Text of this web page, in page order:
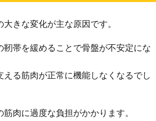
きな変化が主な原因です。
帯を緩めることで骨盤が不安定にな
る筋肉が正常に機能しなくなるでし
肉に過度な負担がかかります。